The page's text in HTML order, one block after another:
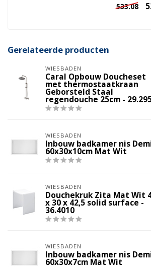
533.08
Gerelateerde producten
WIESBADEN
Caral Opbouw Doucheset
met thermostaatkraan
Geborsteld Staal
regendouche 25cm -
WIESBADEN
Inbouw badkamer nis
60x30x10cm Mat Wit
WIESBADEN
Douchekruk Zita Mat Wit
x 30 x 42,5 solid surface -
36.4010
WIESBADEN
Inbouw badkamer nis
60x30x7cm Mat Wit